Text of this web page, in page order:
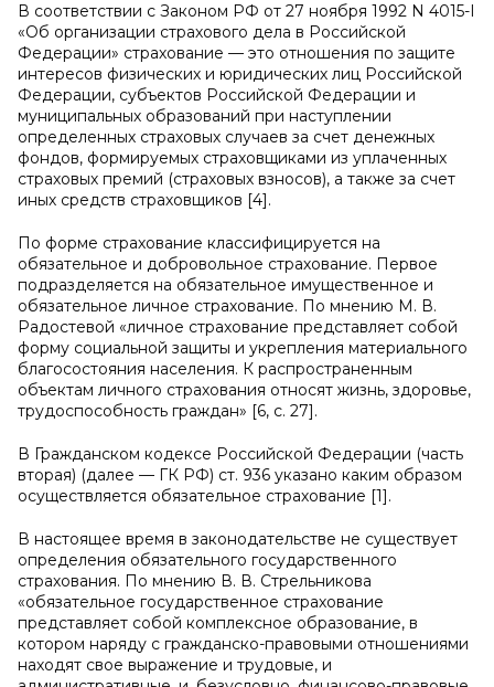
В соответствии с Законом РФ от 27 ноября 1992 N 4015-I
«Об организации страхового дела в Российской
Федерации» страхование — это отношения по защите
интересов физических и юридических лиц Российской
Федерации, субъектов Российской Федерации и
муниципальных образований при наступлении
определенных страховых случаев за счет денежных
фондов, формируемых страховщиками из уплаченных
страховых премий (страховых взносов), а также за счет
иных средств страховщиков [4].
По форме страхование классифицируется на
обязательное и добровольное страхование. Первое
подразделяется на обязательное имущественное и
обязательное личное страхование. По мнению М. В.
Радостевой «личное страхование представляет собой
форму социальной защиты и укрепления материального
благосостояния населения. К распространенным
объектам личного страхования относят жизнь, здоровье,
трудоспособность граждан» [6, с. 27].
В Гражданском кодексе Российской Федерации (часть
вторая) (далее — ГК РФ) ст. 936 указано каким образом
осуществляется обязательное страхование [1].
В настоящее время в законодательстве не существует
определения обязательного государственного
страхования. По мнению В. В. Стрельникова
«обязательное государственное страхование
представляет собой комплексное образование, в
котором наряду с гражданско-правовыми отношениями
находят свое выражение и трудовые, и